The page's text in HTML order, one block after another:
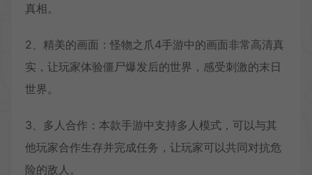
真相。
2、精美的画面：怪物之爪4手游中的画面非常高清真
实，让玩家体验僵尸爆发后的世界，感受刺激的末日
世界。
3、多人合作：本款手游中支持多人模式，可以与其
他玩家合作生存并完成任务，让玩家可以共同对抗危
险的敌人。